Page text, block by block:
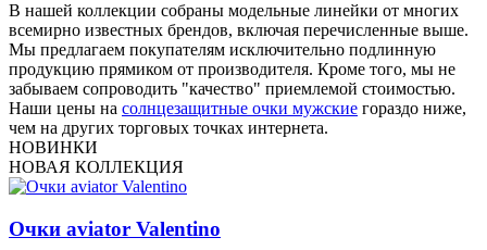
В нашей коллекции собраны модельные линейки от многих
всемирно известных брендов, включая перечисленные выше.
Мы предлагаем покупателям исключительно подлинную
продукцию прямиком от производителя. Кроме того, мы не
забываем сопроводить "качество" приемлемой стоимостью.
Наши цены на солнцезащитные очки мужские гораздо ниже,
чем на других торговых точках интернета.
НОВИНКИ
НОВАЯ КОЛЛЕКЦИЯ
Очки aviator Valentino